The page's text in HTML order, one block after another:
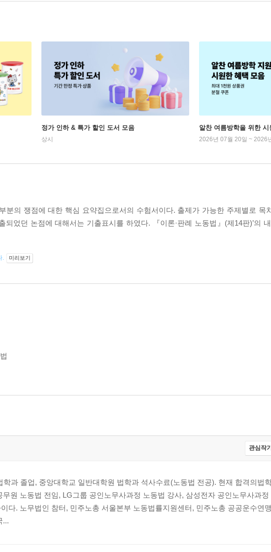
정가 인하 & 특가 할인 도서 모음
상시
알찬 여름방학을 위한 시
2026년 07월 20일 ~ 2026
분의 쟁점에 대한 핵심 요약집으로서의 수험서이다. 출제가 가능한 주제별로 목
되었던 논점에 대해서는 기출표시를 하였다. 『이론·판례 노동법』(제14판)’의
. 미리보기
관심작
학과 졸업, 중앙대학교 일반대학원 법학과 석사수료(노동법 전공). 현재 합격의법
원 노동법 전임, LG그룹 공인노무사과정 노동법 강사, 삼성전자 공인노무사과
다. 노무법인 참터, 민주노총 서울본부 노동법률지원센터, 민주노총 공공운수연
...